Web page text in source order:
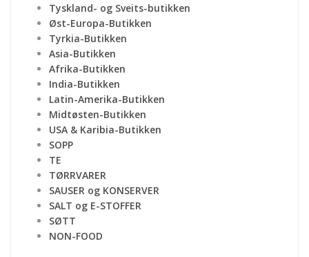
Tyskland- og Sveits-butikken
Øst-Europa-Butikken
Tyrkia-Butikken
Asia-Butikken
Afrika-Butikken
India-Butikken
Latin-Amerika-Butikken
Midtøsten-Butikken
USA & Karibia-Butikken
SOPP
TE
TØRRVARER
SAUSER og KONSERVER
SALT og E-STOFFER
SØTT
NON-FOOD